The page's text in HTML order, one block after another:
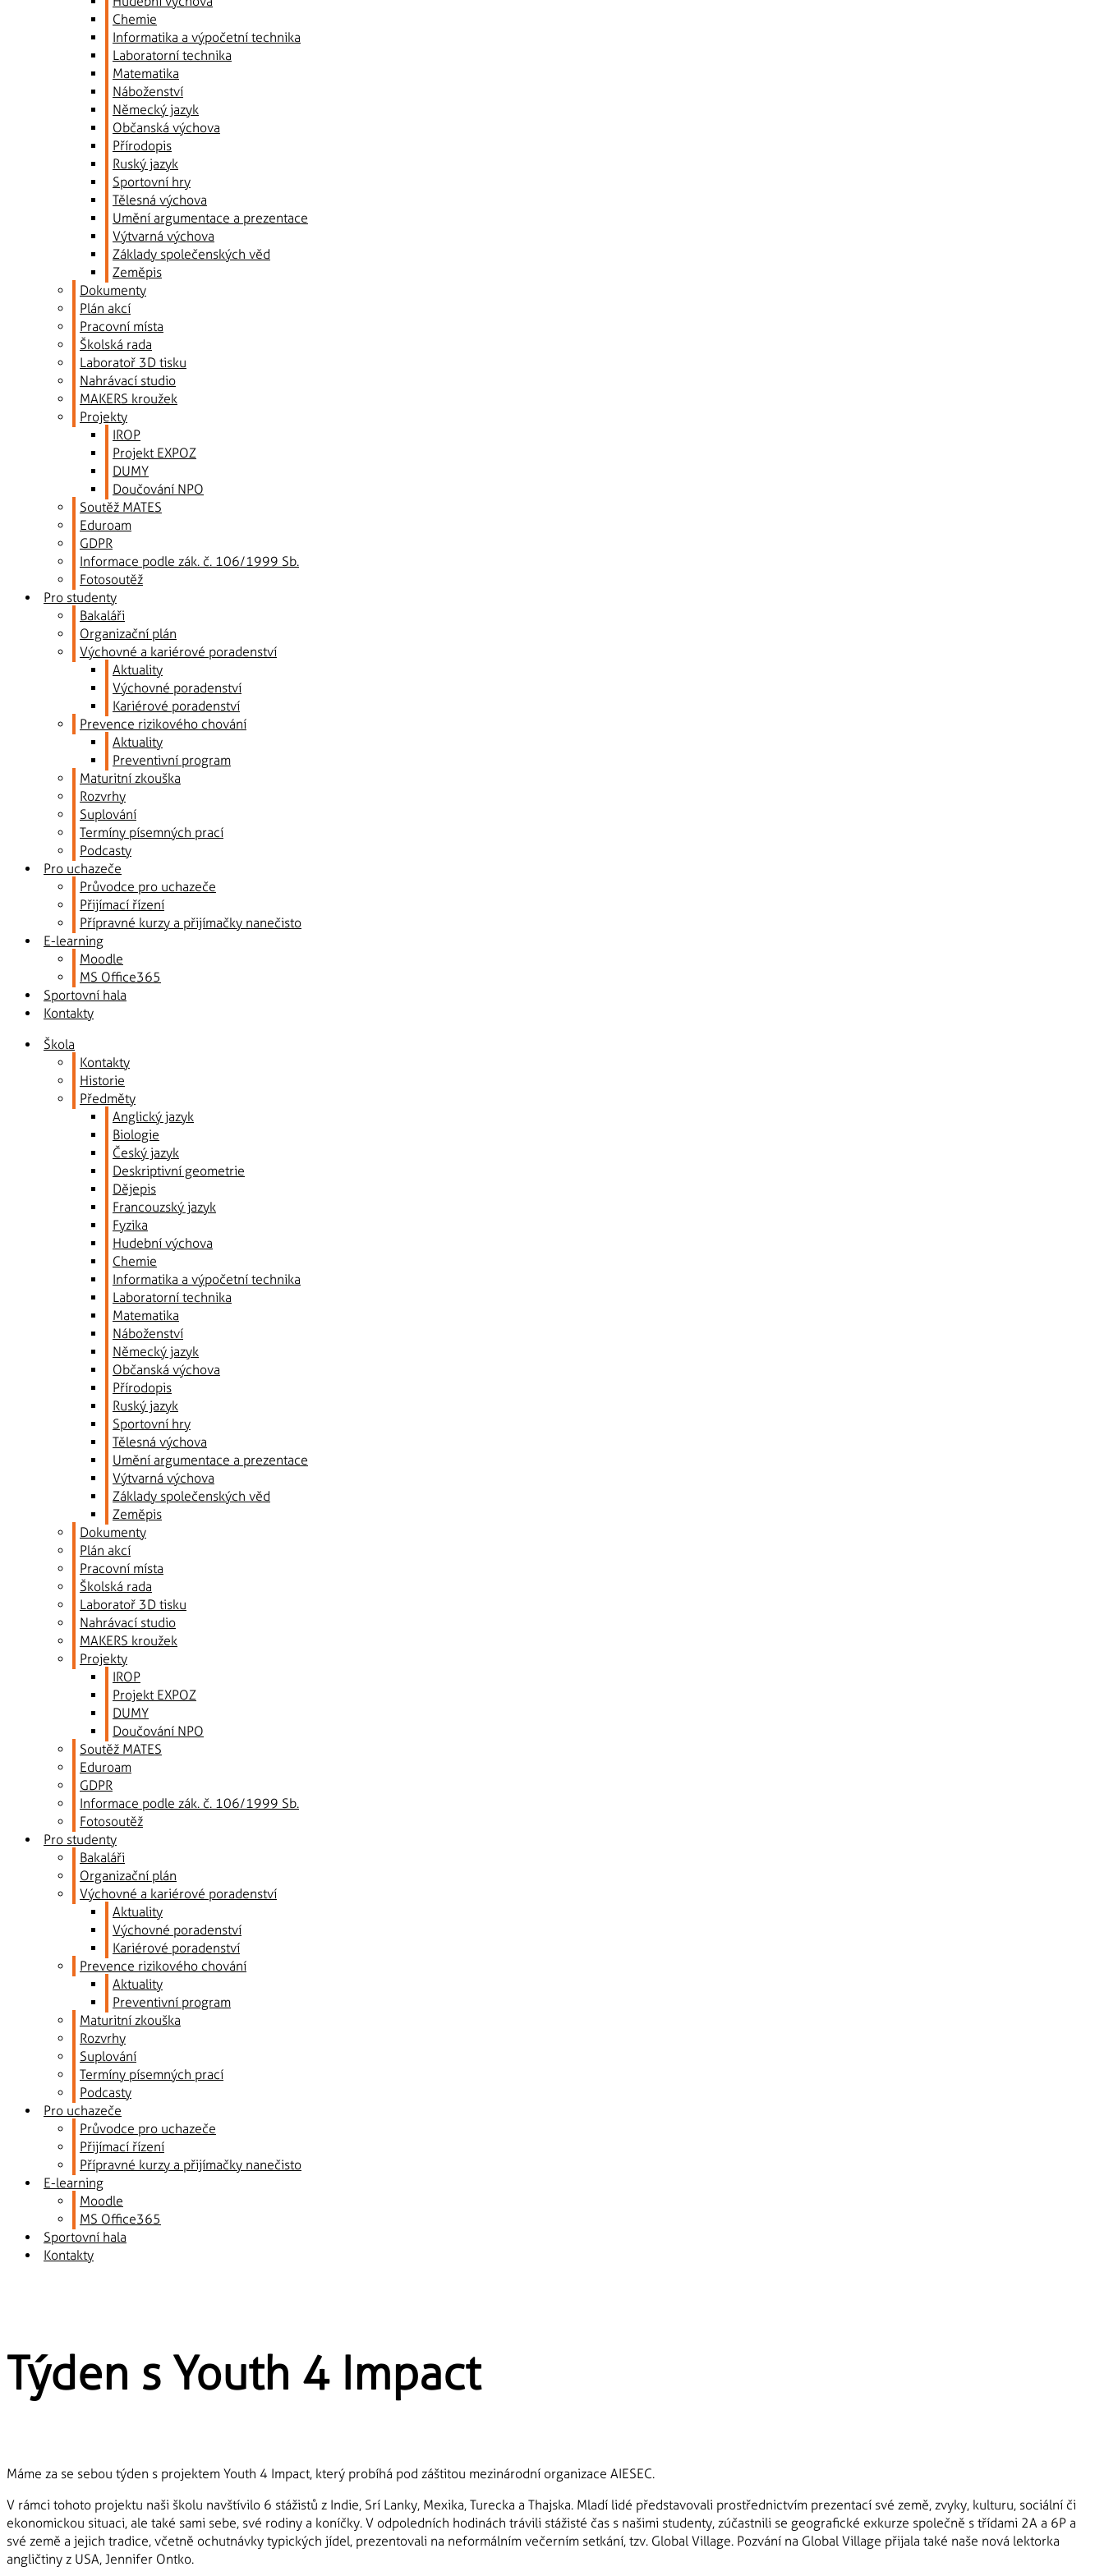
Chemie
Informatika a výpočetní technika
Laboratorní technika
Matematika
Náboženství
Německý jazyk
Občanská výchova
Přírodopis
Ruský jazyk
Sportovní hry
Tělesná výchova
Umění argumentace a prezentace
Výtvarná výchova
Základy společenských věd
Zeměpis
Dokumenty
Plán akcí
Pracovní místa
Školská rada
Laboratoř 3D tisku
Nahrávací studio
MAKERS kroužek
Projekty
IROP
Projekt EXPOZ
DUMY
Doučování NPO
Soutěž MATES
Eduroam
GDPR
Informace podle zák. č. 106/1999 Sb.
Fotosoutěž
Pro studenty
Bakaláři
Organizační plán
Výchovné a kariérové poradenství
Aktuality
Výchovné poradenství
Kariérové poradenství
Prevence rizikového chování
Aktuality
Preventivní program
Maturitní zkouška
Rozvrhy
Suplování
Termíny písemných prací
Podcasty
Pro uchazeče
Průvodce pro uchazeče
Přijímací řízení
Přípravné kurzy a přijímačky nanečisto
E-learning
Moodle
MS Office365
Sportovní hala
Kontakty
Škola
Kontakty
Historie
Předměty
Anglický jazyk
Biologie
Český jazyk
Deskriptivní geometrie
Dějepis
Francouzský jazyk
Fyzika
Hudební výchova
Chemie
Informatika a výpočetní technika
Laboratorní technika
Matematika
Náboženství
Německý jazyk
Občanská výchova
Přírodopis
Ruský jazyk
Sportovní hry
Tělesná výchova
Umění argumentace a prezentace
Výtvarná výchova
Základy společenských věd
Zeměpis
Dokumenty
Plán akcí
Pracovní místa
Školská rada
Laboratoř 3D tisku
Nahrávací studio
MAKERS kroužek
Projekty
IROP
Projekt EXPOZ
DUMY
Doučování NPO
Soutěž MATES
Eduroam
GDPR
Informace podle zák. č. 106/1999 Sb.
Fotosoutěž
Pro studenty
Bakaláři
Organizační plán
Výchovné a kariérové poradenství
Aktuality
Výchovné poradenství
Kariérové poradenství
Prevence rizikového chování
Aktuality
Preventivní program
Maturitní zkouška
Rozvrhy
Suplování
Termíny písemných prací
Podcasty
Pro uchazeče
Průvodce pro uchazeče
Přijímací řízení
Přípravné kurzy a přijímačky nanečisto
E-learning
Moodle
MS Office365
Sportovní hala
Kontakty
Týden s Youth 4 Impact
Máme za se sebou týden s projektem Youth 4 Impact, který probíhá pod záštitou mezinárodní organizace AIESEC.
V rámci tohoto projektu naši školu navštívilo 6 stážistů z Indie, Srí Lanky, Mexika, Turecka a Thajska. Mladí lidé představovali prostřednictvím prezentací své země, zvyky, kulturu, sociální či
ekonomickou situaci, ale také sami sebe, své rodiny a koníčky. V odpoledních hodinách trávili stážisté čas s našimi studenty, zúčastnili se geografické exkurze společně s třídami 2A a 6P a
své země a jejich tradice, včetně ochutnávky typických jídel, prezentovali na neformálním večerním setkání, tzv. Global Village. Pozvání na Global Village přijala také naše nová lektorka
angličtiny z USA, Jennifer Ontko.